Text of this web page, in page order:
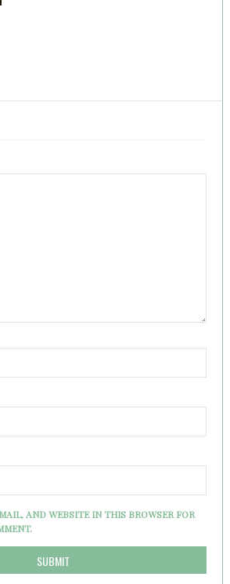
AND WEBSITE IN THIS BROWSER FOR